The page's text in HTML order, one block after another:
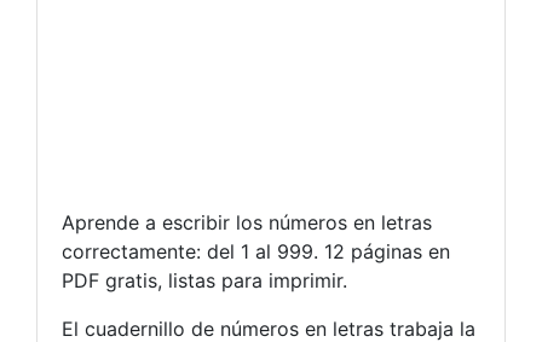
Aprende a escribir los números en letras
correctamente: del 1 al 999. 12 páginas en
PDF gratis, listas para imprimir.
El cuadernillo de números en letras trabaja la